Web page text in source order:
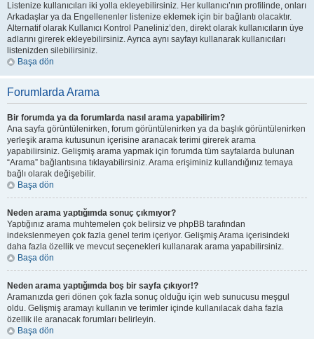
Listenize kullanıcıları iki yolla ekleyebilirsiniz. Her kullanıcı’nın profilinde, onları
Arkadaşlar ya da Engellenenler listenize eklemek için bir bağlantı olacaktır.
Alternatif olarak Kullanıcı Kontrol Paneliniz’den, direkt olarak kullanıcıların üye
adlarını girerek ekleyebilirsiniz. Ayrıca aynı sayfayı kullanarak kullanıcıları
listenizden silebilirsiniz.
Başa dön
Forumlarda Arama
Bir forumda ya da forumlarda nasıl arama yapabilirim?
Ana sayfa görüntülenirken, forum görüntülenirken ya da başlık görüntülenirken
yerleşik arama kutusunun içerisine aranacak terimi girerek arama
yapabilirsiniz. Gelişmiş arama yapmak için forumda tüm sayfalarda bulunan
“Arama” bağlantısına tıklayabilirsiniz. Arama erişiminiz kullandığınız temaya
bağlı olarak değişebilir.
Başa dön
Neden arama yaptığımda sonuç çıkmıyor?
Yaptığınız arama muhtemelen çok belirsiz ve phpBB tarafından
indekslenmeyen çok fazla genel terim içeriyor. Gelişmiş Arama içerisindeki
daha fazla özellik ve mevcut seçenekleri kullanarak arama yapabilirsiniz.
Başa dön
Neden arama yaptığımda boş bir sayfa çıkıyor!?
Aramanızda geri dönen çok fazla sonuç olduğu için web sunucusu meşgul
oldu. Gelişmiş aramayı kullanın ve terimler içinde kullanılacak daha fazla
özellik ile aranacak forumları belirleyin.
Başa dön